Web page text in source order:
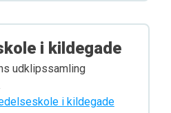
i kildegade
udklipssamling
i kildegade